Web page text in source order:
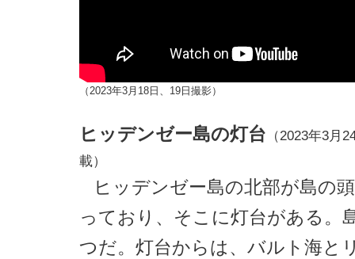
（2023年3月18日、19日撮影）
ヒッデンゼー島の灯台 （2023年3月
載）
ヒッデンゼー島の北部が島の
っており、そこに灯台がある。
つだ。灯台からは、バルト海と